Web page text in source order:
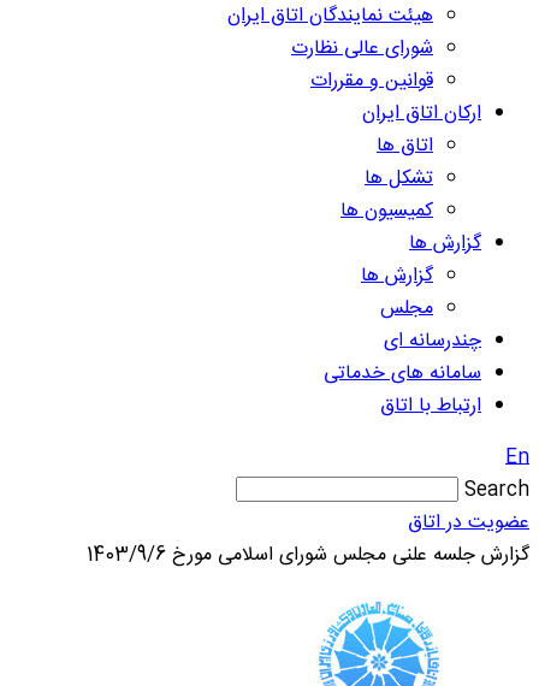
هیئت نمایندگان اتاق ایران
شورای عالی نظارت
قوانین و مقررات
ارکان اتاق ایران
اتاق ها
تشکل ها
کمیسیون ها
گزارش ها
گزارش ها
مجلس
چندرسانه ای
سامانه های خدماتی
ارتباط با اتاق
En
Search
عضویت در اتاق
گزارش جلسه علنی مجلس شورای اسلامی مورخ 1403/9/6